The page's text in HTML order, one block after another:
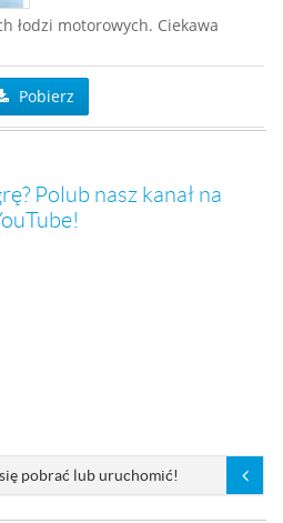
łodzi motorowych. Ciekawa
Pobierz
Polub nasz kanał na
pobrać lub uruchomić!